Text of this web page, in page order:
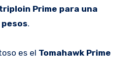
Prime para una
.
es el Tomahawk Prime